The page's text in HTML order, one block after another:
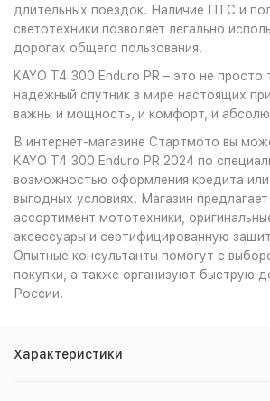
длительных поездок. Наличие ПТС и
светотехники позволяет легально
дорогах общего пользования.
KAYO T4 300 Enduro PR – это не просто
надежный спутник в мире настоящих
важны и мощность, и комфорт, и
В интернет-магазине Стартмото вы
KAYO T4 300 Enduro PR 2024 по
возможностью оформления кредита или
выгодных условиях. Магазин
ассортимент мототехники,
аксессуары и сертифицированную
Опытные консультанты помогут с
покупки, а также организуют быструю
России.
Характеристики